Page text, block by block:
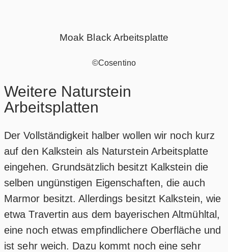
Moak Black Arbeitsplatte
©Cosentino
Weitere Naturstein
Arbeitsplatten
Der Vollständigkeit halber wollen wir noch kurz
auf den Kalkstein als Naturstein Arbeitsplatte
eingehen. Grundsätzlich besitzt Kalkstein die
selben ungünstigen Eigenschaften, die auch
Marmor besitzt. Allerdings besitzt Kalkstein, wie
etwa Travertin aus dem bayerischen Altmühltal,
eine noch etwas empfindlichere Oberfläche und
ist sehr weich. Dazu kommt noch eine sehr